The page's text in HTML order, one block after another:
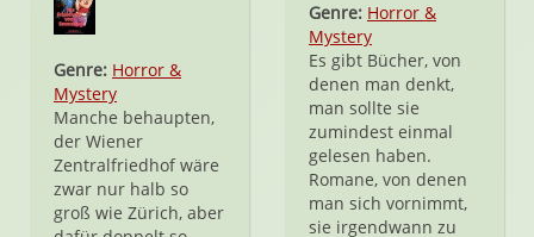
Genre: Horror &
Mystery
Manche behaupten,
der Wiener
Zentralfriedhof wäre
zwar nur halb so
groß wie Zürich, aber
Genre: Horror &
Mystery
Es gibt Bücher, von
denen man denkt,
man sollte sie
zumindest einmal
gelesen haben.
Romane, von denen
man sich vornimmt,
sie irgendwann zu